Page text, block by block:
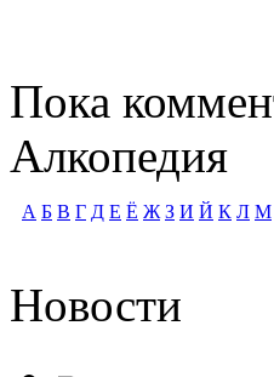
Пока
Алкопедия
А Б В Г Д Е Ё Ж З И Й К Л М
Новости